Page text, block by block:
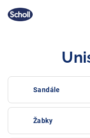
obsah
Sandále
Žabky